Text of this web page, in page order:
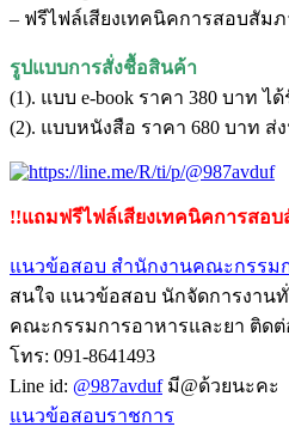
– ฟรีไฟล์เสียงเทคนิคการสอบสัม
รูปแบบการสั่งชื้อสินค้า
(1). แบบ e-book ราคา 380 บาท ไ
(2). แบบหนังสือ ราคา 680 บาท ส่
!!แถมฟรีไฟล์เสียงเทคนิคการสอ
แนวข้อสอบ สำนักงานคณะกรรม
สนใจ แนวข้อสอบ นักจัดการงาน
คณะกรรมการอาหารและยา ติด
โทร: 091-8641493
Line id: @987avdufมี@ด้วยนะคะ
แนวข้อสอบราชการ